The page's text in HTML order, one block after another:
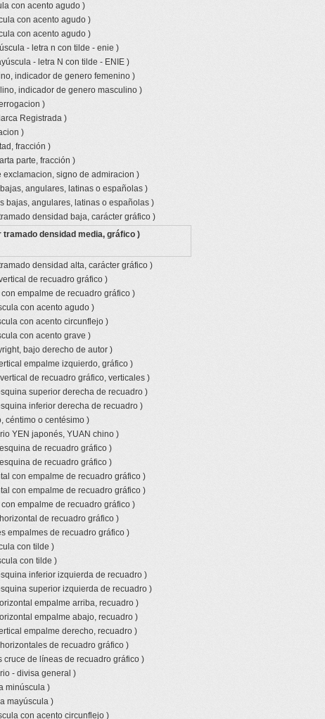
con acento agudo )
con acento agudo )
con acento agudo )
- letra n con tilde - enie )
- letra N con tilde - ENIE )
indicador de genero femenino )
indicador de genero masculino )
)
Registrada )
)
fracción )
parte, fracción )
exclamacion, signo de admiracion )
angulares, latinas o españolas )
bajas, angulares, latinas o españolas )
densidad baja, carácter gráfico )
tramado densidad media, gráfico )
densidad alta, carácter gráfico )
de recuadro gráfico )
empalme de recuadro gráfico )
con acento agudo )
con acento circunflejo )
con acento grave )
bajo derecho de autor )
empalme izquierdo, gráfico )
de recuadro gráfico, verticales )
superior derecha de recuadro )
inferior derecha de recuadro )
céntimo o centésimo )
YEN japonés, YUAN chino )
de recuadro gráfico )
de recuadro gráfico )
con empalme de recuadro gráfico )
con empalme de recuadro gráfico )
empalme de recuadro gráfico )
de recuadro gráfico )
empalmes de recuadro gráfico )
con tilde )
con tilde )
inferior izquierda de recuadro )
superior izquierda de recuadro )
empalme arriba, recuadro )
empalme abajo, recuadro )
empalme derecho, recuadro )
de recuadro gráfico )
cruce de líneas de recuadro gráfico )
- divisa general )
minúscula )
mayúscula )
con acento circunflejo )